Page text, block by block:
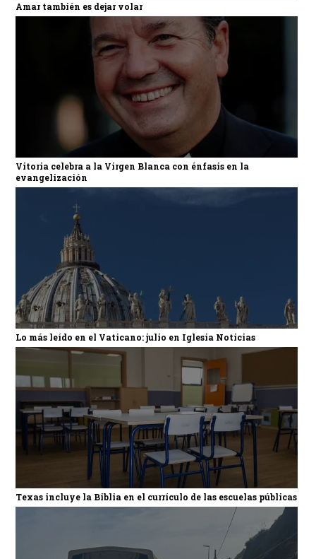
Amar también es dejar volar
Vitoria celebra a la Virgen Blanca con énfasis en la
evangelización
Lo más leído en el Vaticano: julio en Iglesia Noticias
Texas incluye la Biblia en el currículo de las escuelas públicas